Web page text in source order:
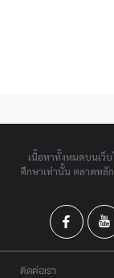
เนื้อหาทั้งหมดบนเว็
ศึกษาเท่านั้น ตลาดหลั
ติดต่อเรา